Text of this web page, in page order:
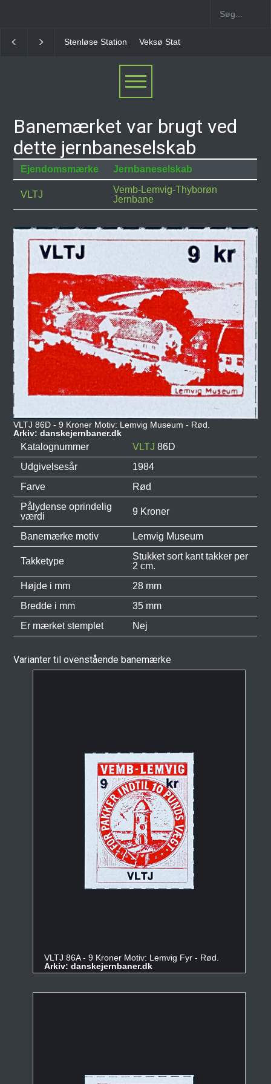
Stenløse Station Veksø Station
Banemærket var brugt ved
dette jernbaneselskab
Ejendomsmærke Jernbaneselskab
VLTJ
Vemb-Lemvig-Thyborøn
Jernbane
VLTJ 86D - 9 Kroner Motiv: Lemvig Museum - Rød.
Arkiv: danskejernbaner.dk
Katalognummer VLTJ 86D
Udgivelsesår
1984
Farve
Rød
Pålydense oprindelig
værdi
9 Kroner
Banemærke motiv Lemvig Museum
Takketype
Stukket sort kant takker per
2 cm.
Højde i mm
28 mm
Bredde i mm
35 mm
Er mærket stemplet
Nej
Varianter til ovenstående banemærke
VLTJ 86A - 9 Kroner Motiv: Lemvig Fyr - Rød.
Arkiv: danskejernbaner.dk